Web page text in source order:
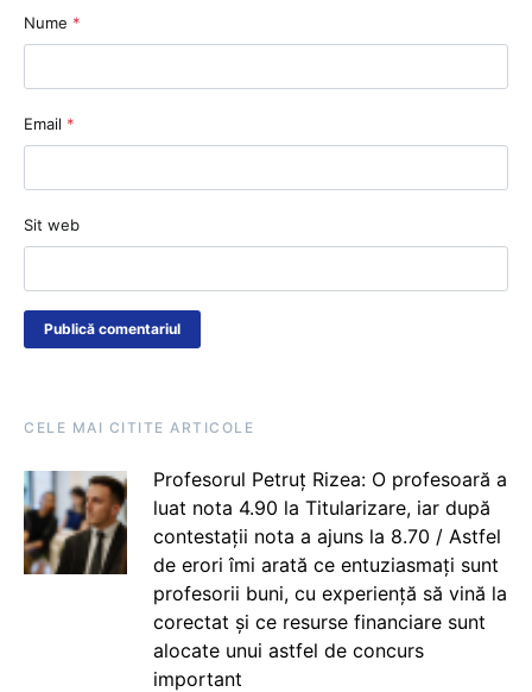
Nume *
Email *
Sit web
CELE MAI CITITE ARTICOLE
Profesorul Petruț Rizea: O profesoară a
luat nota 4.90 la Titularizare, iar după
contestații nota a ajuns la 8.70 / Astfel
de erori îmi arată ce entuziasmați sunt
profesorii buni, cu experiență să vină la
corectat și ce resurse financiare sunt
alocate unui astfel de concurs
important